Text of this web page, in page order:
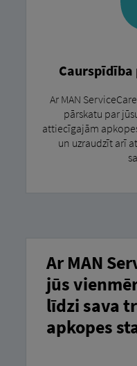
Ar MAN
pārskatu par
attiecīgajām
un uzraudzīt arī
Ar MAN
jūs
līdzi sava
apkopes